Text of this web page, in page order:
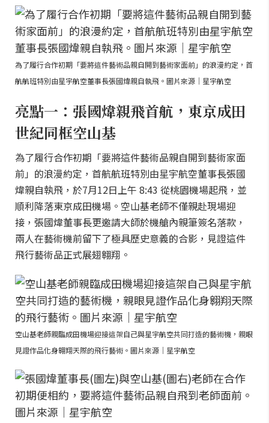
為了履行合作初期「要將這件藝術品親自開到藝術家面前」的浪漫約定，首
航航班特別由星宇航空董事長張國煒親自執飛。圖片來源｜星宇航空
亮點一：張國煒親飛首航，東京成田
世紀同框空山基
為了履行合作初期「要將這件藝術品親自開到藝術家面
前」的浪漫約定，首航航班特別由星宇航空董事長張國
煒親自執飛，於7月12日上午 8:43 從桃園機場起飛，並
順利降落東京成田機場。空山基老師不僅親赴現場迎
接，張國煒董事長更邀請大師於機艙內親筆簽名落款，
兩人在藝術機前留下了極具歷史意義的合影，見證這件
飛行藝術品正式展翅翱翔。
空山基老師親臨成田機場迎接這架自己與星宇航空共同打造的藝術機，親眼
見證作品化身翱翔天際的飛行藝術。圖片來源｜星宇航空